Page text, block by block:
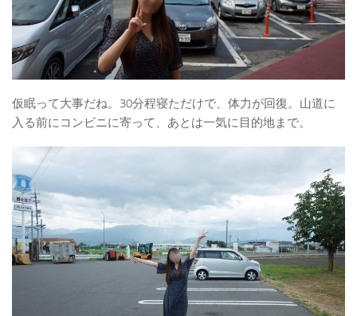
仮眠って大事だね。30分程寝ただけで、体力が回復。山道に
入る前にコンビニに寄って、あとは一気に目的地まで。